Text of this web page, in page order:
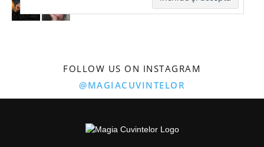
FOLLOW US ON INSTAGRAM
@MAGIACUVINTELOR